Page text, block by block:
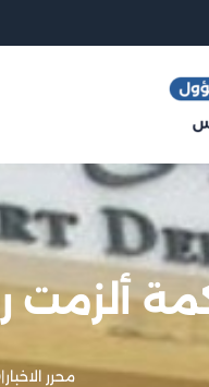
رجلاً بدفع
محرر الاخبار|